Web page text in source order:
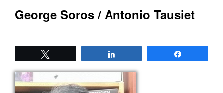
George Soros / Antonio Tausiet